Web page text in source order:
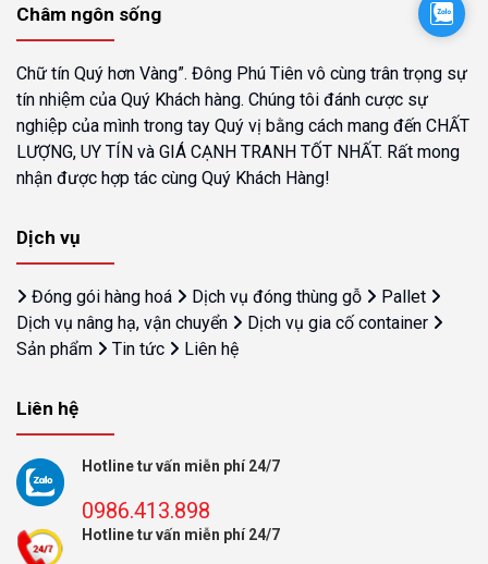
Châm ngôn sống
Chữ tín Quý hơn Vàng”. Đông Phú Tiên vô cùng trân trọng sự
tín nhiệm của Quý Khách hàng. Chúng tôi đánh cược sự
nghiệp của mình trong tay Quý vị bằng cách mang đến CHẤT
LƯỢNG, UY TÍN và GIÁ CẠNH TRANH TỐT NHẤT. Rất mong
nhận được hợp tác cùng Quý Khách Hàng!
Dịch vụ
Đóng gói hàng hoá Dịch vụ đóng thùng gỗ
Pallet
Dịch vụ nâng hạ, vận chuyển
Dịch vụ gia cố container
Sản phẩm
Tin tức Liên hệ
Liên hệ
Hotline tư vấn miễn phí 24/7
0986.413.898
Hotline tư vấn miễn phí 24/7
Zalo